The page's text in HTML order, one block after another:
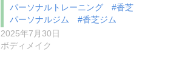
パーソナルトレーニング #香芝
パーソナルジム #香芝ジム
2025年7月30日
ボディメイク